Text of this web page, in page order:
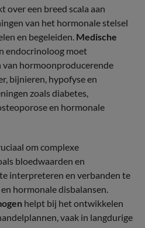
over een breed scala aan
van het hormonale stelsel
en begeleiden. Medische
endocrinoloog moet
van hormoonproducerende
bijnieren, hypofyse en
zoals diabetes,
en hormonale
om complexe
bloedwaarden en
interpreteren en verbanden te
hormonale disbalansen.
helpt bij het ontwikkelen
vaak in langdurige